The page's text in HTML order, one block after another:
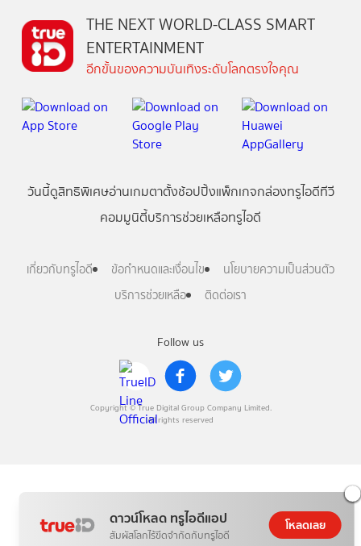
ดาวน์โหลด ทรูไอดีแอป
สัมผัสโลกไร้ขีดจำกัดกับทรูไอดี
โหลดเลย
Follow us
Copyright © True Digital Group Company Limited.
All rights reserved
THE NEXT WORLD-CLASS SMART
ENTERTAINMENT
อีกขั้นของความบันเทิงระดับโลกตรงใจคุณ
วันนี้ดูสิทธิพิเศษอ่านเกมตาตั้งช้อปปิ้งแพ็กเกจกล่องทรูไอดีทีวี
คอมมูนิตี้บริการช่วยเหลือทรูไอดี
เกี่ยวกับทรูไอดี ข้อกำหนดและเงื่อนไข
นโยบายความเป็นส่วนตัว
บริการช่วยเหลือ
ติดต่อเรา